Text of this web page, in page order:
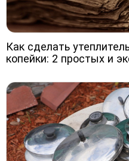
Как сделать
копейки: 2 простых и